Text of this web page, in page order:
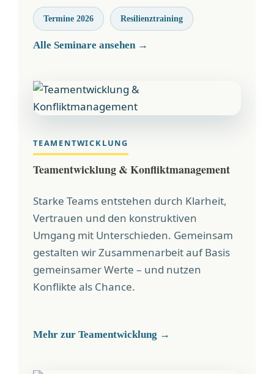
Termine 2026 Resilienztraining
Alle Seminare ansehen →
TEAMENTWICKLUNG
Teamentwicklung & Konfliktmanagement
Starke Teams entstehen durch Klarheit,
Vertrauen und den konstruktiven
Umgang mit Unterschieden. Gemeinsam
gestalten wir Zusammenarbeit auf Basis
gemeinsamer Werte – und nutzen
Konflikte als Chance.
Mehr zur Teamentwicklung →